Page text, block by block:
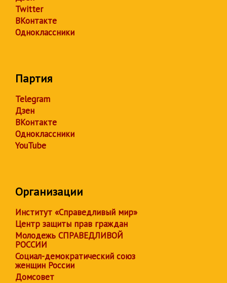
Twitter
ВКонтакте
Одноклассники
Партия
Telegram
Дзен
ВКонтакте
Одноклассники
YouTube
Организации
Институт «Справедливый мир»
Центр защиты прав граждан
Молодежь СПРАВЕДЛИВОЙ
РОССИИ
Социал-демократический союз
женщин России
Домсовет